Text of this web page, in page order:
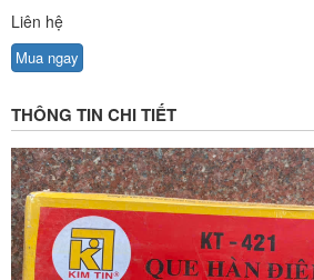
Liên hệ
Mua ngay
THÔNG TIN CHI TIẾT